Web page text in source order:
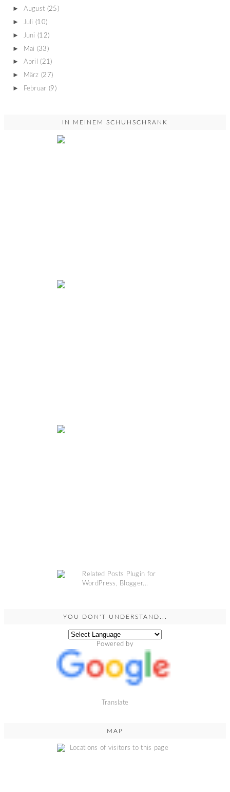
► August (25)
► Juli (10)
► Juni (12)
► Mai (33)
► April (21)
► März (27)
► Februar (9)
IN MEINEM SCHUHSCHRANK
YOU DON'T UNDERSTAND...
Powered by
Translate
MAP